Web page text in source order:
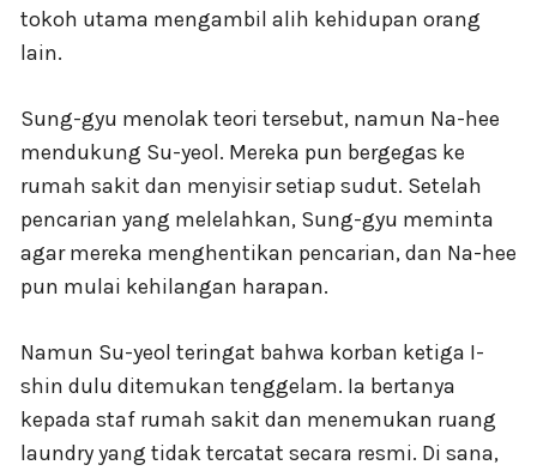
tokoh utama mengambil alih kehidupan orang
lain.
Sung-gyu menolak teori tersebut, namun Na-hee
mendukung Su-yeol. Mereka pun bergegas ke
rumah sakit dan menyisir setiap sudut. Setelah
pencarian yang melelahkan, Sung-gyu meminta
agar mereka menghentikan pencarian, dan Na-hee
pun mulai kehilangan harapan.
Namun Su-yeol teringat bahwa korban ketiga I-
shin dulu ditemukan tenggelam. Ia bertanya
kepada staf rumah sakit dan menemukan ruang
laundry yang tidak tercatat secara resmi. Di sana,